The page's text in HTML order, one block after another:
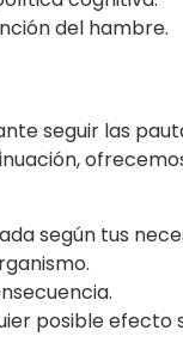
del hambre.
seguir las
según tus
posible efecto